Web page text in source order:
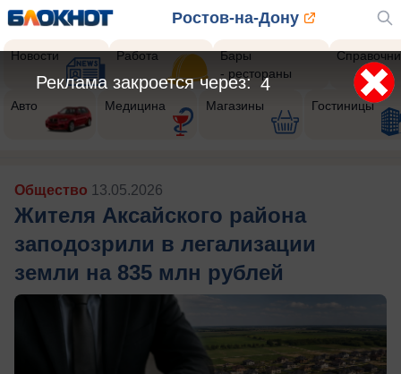
Ростов-на-Дону
Новости Работа
Бары
- рестораны
Авто Медицина Магазины Гостиницы
Общество 13.05.2026
Жителя Аксайского района
заподозрили в легализации
земли на 835 млн рублей
2
Реклама закроется через: